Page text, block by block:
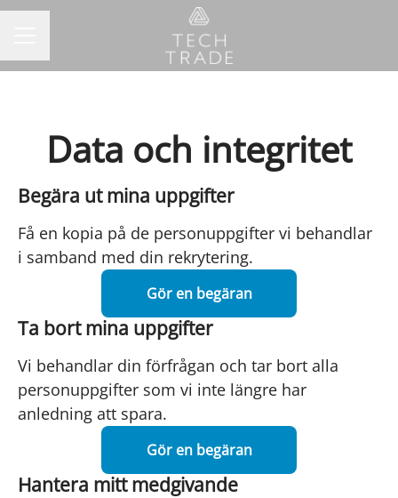
Data och integritet
Begära ut mina uppgifter
Få en kopia på de personuppgifter vi behandlar
i samband med din rekrytering.
Gör en begäran
Ta bort mina uppgifter
Vi behandlar din förfrågan och tar bort alla
personuppgifter som vi inte längre har
anledning att spara.
Gör en begäran
Hantera mitt medgivande